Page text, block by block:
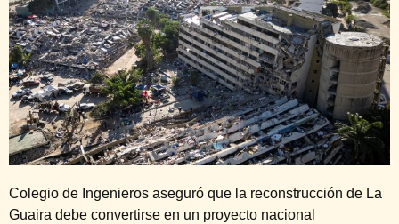
Colegio de Ingenieros aseguró que la reconstrucción de La
Guaira debe convertirse en un proyecto nacional